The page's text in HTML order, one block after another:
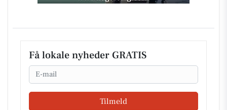
Få lokale nyheder GRATIS
Email
Tilmeld